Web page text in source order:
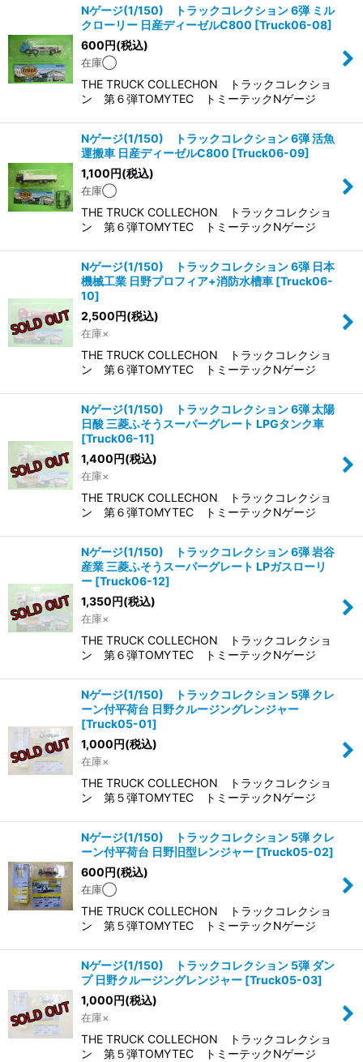
Nゲージ(1/150) トラックコレクション 6弾 ミル
クローリー 日産ディーゼルC800 [Truck06-08]
600円(税込)
在庫◯
THE TRUCK COLLECHON トラックコレクショ
ン 第６弾TOMYTEC トミーテックNゲージ
Nゲージ(1/150) トラックコレクション 6弾 活魚
運搬車 日産ディーゼルC800 [Truck06-09]
1,100円(税込)
在庫◯
THE TRUCK COLLECHON トラックコレクショ
ン 第６弾TOMYTEC トミーテックNゲージ
Nゲージ(1/150) トラックコレクション 6弾 日本
機械工業 日野プロフィア+消防水槽車 [Truck06-
10]
2,500円(税込)
在庫×
THE TRUCK COLLECHON トラックコレクショ
ン 第６弾TOMYTEC トミーテックNゲージ
Nゲージ(1/150) トラックコレクション 6弾 太陽
日酸 三菱ふそうスーパーグレート LPGタンク車
[Truck06-11]
1,400円(税込)
在庫×
THE TRUCK COLLECHON トラックコレクショ
ン 第６弾TOMYTEC トミーテックNゲージ
Nゲージ(1/150) トラックコレクション 6弾 岩谷
産業 三菱ふそうスーパーグレート LPガスローリ
ー [Truck06-12]
1,350円(税込)
在庫×
THE TRUCK COLLECHON トラックコレクショ
ン 第６弾TOMYTEC トミーテックNゲージ
Nゲージ(1/150) トラックコレクション 5弾 クレ
ーン付平荷台 日野クルージングレンジャー
[Truck05-01]
1,000円(税込)
在庫×
THE TRUCK COLLECHON トラックコレクショ
ン 第５弾TOMYTEC トミーテックNゲージ
Nゲージ(1/150) トラックコレクション 5弾 クレ
ーン付平荷台 日野旧型レンジャー [Truck05-02]
600円(税込)
在庫◯
THE TRUCK COLLECHON トラックコレクショ
ン 第５弾TOMYTEC トミーテックNゲージ
Nゲージ(1/150) トラックコレクション 5弾 ダン
プ 日野クルージングレンジャー [Truck05-03]
1,000円(税込)
在庫×
THE TRUCK COLLECHON トラックコレクショ
ン 第５弾TOMYTEC トミーテックNゲージ